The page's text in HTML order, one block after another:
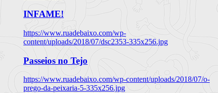
INFAME!
https://www.ruadebaixo.com/wp-
content/uploads/2018/07/dsc2353-335x256.jpg
Passeios no Tejo
https://www.ruadebaixo.com/wp-content/uploads/2018/07/o-
prego-da-peixaria-5-335x256.jpg